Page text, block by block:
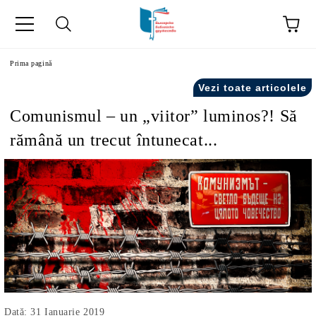
Prima pagină
Vezi toate articolele
Comunismul – un „viitor” luminos?! Să
rămână un trecut întunecat...
Dată: 31 Ianuarie 2019